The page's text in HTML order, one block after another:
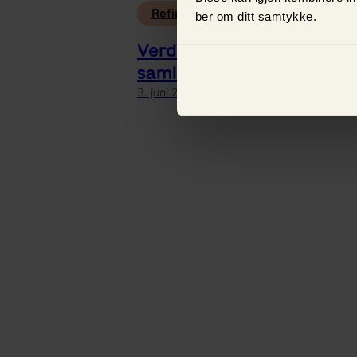
ber om ditt samtykke.
Refinansiering
Verdt å tenke på når du
samler lånene
3. juni 2022